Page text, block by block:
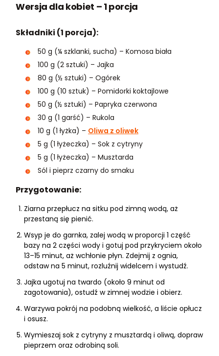
Wersja dla kobiet – 1 porcja
Składniki (1 porcja):
50 g (¼ szklanki, sucha) – Komosa biała
100 g (2 sztuki) – Jajka
80 g (½ sztuki) – Ogórek
100 g (10 sztuk) – Pomidorki koktajlowe
50 g (½ sztuki) – Papryka czerwona
30 g (1 garść) – Rukola
10 g (1 łyżka) – Oliwa z oliwek
5 g (1 łyżeczka) – Sok z cytryny
5 g (1 łyżeczka) – Musztarda
Sól i pieprz czarny do smaku
Przygotowanie:
Ziarna przepłucz na sitku pod zimną wodą, aż
przestaną się pienić.
Wsyp je do garnka, zalej wodą w proporcji 1 część
bazy na 2 części wody i gotuj pod przykryciem około
13–15 minut, aż wchłonie płyn. Zdejmij z ognia,
odstaw na 5 minut, rozluźnij widelcem i wystudź.
Jajka ugotuj na twardo (około 9 minut od
zagotowania), ostudź w zimnej wodzie i obierz.
Warzywa pokrój na podobną wielkość, a liście opłucz
i osusz.
Wymieszaj sok z cytryny z musztardą i oliwą, dopraw
pieprzem oraz odrobiną soli.